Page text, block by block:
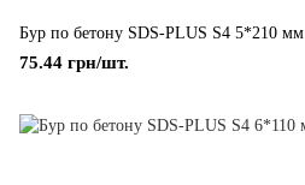
Бур по бетону SDS-PLUS S4 5*210 мм
75.44 грн/шт.